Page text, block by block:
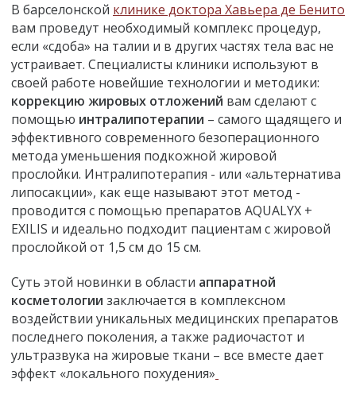
В барселонской клинике доктора Хавьера де Бенито
вам проведут необходимый комплекс процедур,
если «сдоба» на талии и в других частях тела вас не
устраивает. Специалисты клиники используют в
своей работе новейшие технологии и методики:
коррекцию жировых отложений вам сделают с
помощью интралипотерапии – самого щадящего и
эффективного современного безоперационного
метода уменьшения подкожной жировой
прослойки. Интралипотерапия - или «альтернатива
липосакции», как еще называют этот метод -
проводится с помощью препаратов AQUALYX +
EXILIS и идеально подходит пациентам с жировой
прослойкой от 1,5 см до 15 см.
Суть этой новинки в области аппаратной
косметологии заключается в комплексном
воздействии уникальных медицинских препаратов
последнего поколения, а также радиочастот и
ультразвука на жировые ткани – все вместе дает
эффект «локального похудения»